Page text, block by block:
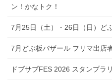
ン！かなトク！
7月25日（土）・26日（日）ど
7月どぶ板バザール フリマ出店
ドブサブFES 2026 スタンプラ